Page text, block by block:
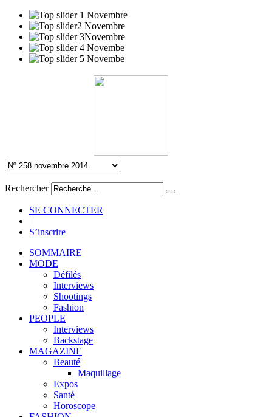
Rechercher
SE CONNECTER
|
S’inscrire
SOMMAIRE
MODE
Défilés
Interviews
Shootings
Fashion
PEOPLE
Interviews
Backstage
MAGAZINE
Beauté
Maquillage
Expos
Santé
Horoscope